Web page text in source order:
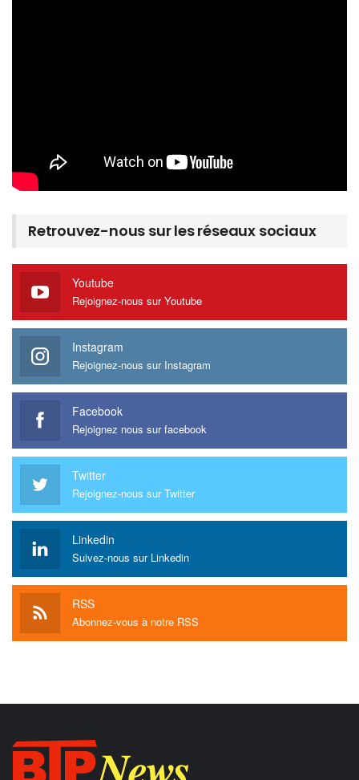
Retrouvez-nous sur les réseaux sociaux
Youtube
Rejoignez-nous sur Youtube
Instagram
Rejoignez-nous sur Instagram
Facebook
Rejoignez nous sur facebook
Twitter
Rejoignez-nous sur Twitter
Linkedin
Suivez-nous sur Linkedin
RSS
Abonnez-vous à notre RSS